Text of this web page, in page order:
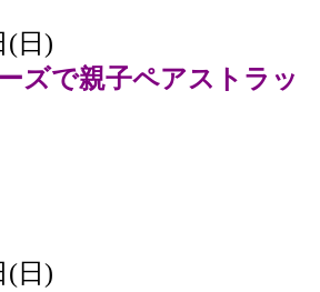
(日)
ズで親子ペアストラッ
(日)